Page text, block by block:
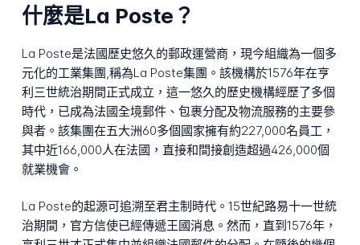
什麼是La Poste？
La Poste是法國歷史悠久的郵政運營商，現今組織為一個多
元化的工業集團,稱為La Poste集團。該機構於1576年在亨
利三世統治期間正式成立，這一悠久的歷史機構經歷了多個
時代，已成為法國全境郵件、包裹分配及物流服務的主要參
與者。該集團在五大洲60多個國家擁有約227,000名員工，
其中近166,000人在法國，直接和間接創造超過426,000個
就業機會。
La Poste的起源可追溯至君主制時代。15世紀路易十一世統
治期間，官方信使已經傳遞王國消息。然而，直到1576年，